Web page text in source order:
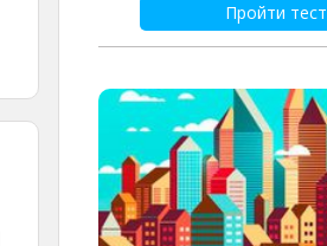
Пройти тест